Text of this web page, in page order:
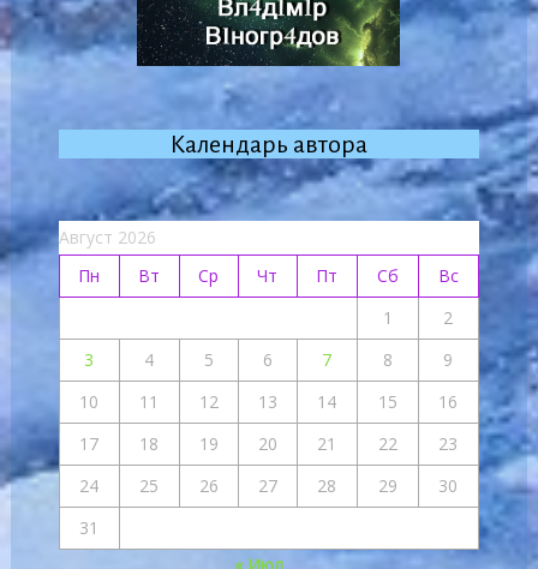
Календарь автора
Август 2026
Пн
Вт Ср Чт Пт Сб
Вс
1
2
3
4 5 6 7 8
9
10
11 12 13 14 15
16
17
18 19 20 21 22
23
24
25 26 27 28 29
30
31
« Июл